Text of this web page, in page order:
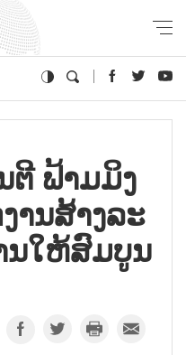
ຕີ ຟ້າມ​ມິງ​
ານ​ສ້າງ​ລ​ະ​
ນ​ໃຫ້​ສົມ​ບູນ​